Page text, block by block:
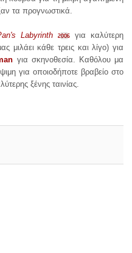
τα προγνωστικά.
Labyrinth 2006
για καλύτερη
μιλάει κάθε τρεις και λίγο) για
για σκηνοθεσία. Καθόλου μα
για οποιοδήποτε βραβείο στο
ξένης ταινίας.